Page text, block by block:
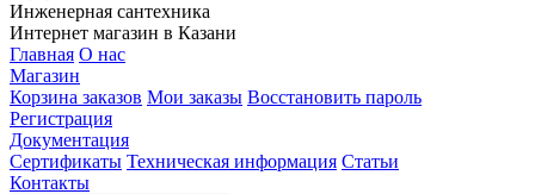
Инженерная сантехника
Интернет магазин в Казани
Главная О нас
Магазин
Корзина заказов Мои заказы Восстановить пароль
Регистрация
Документация
Сертификаты Техническая информация Статьи
Контакты